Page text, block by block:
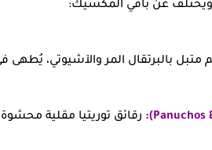
ويختلف عن باقي المكسيك:
متبل بالبرتقال المر والآشيوتي،
رقائق توريتيا مقلية